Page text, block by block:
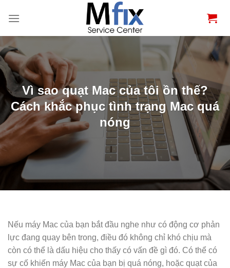
qua
dung
Vì sao quạt Mac của tôi ồn thế?
Cách khắc phục tình trạng Mac quá
nóng
Nếu máy Mac của bạn bắt đầu nghe như có động cơ phản
lực đang quay bên trong, điều đó không chỉ khó chịu mà
còn có thể là dấu hiệu cho thấy có vấn đề gì đó. Có thể có
sự cố khiến máy Mac của bạn bị quá nóng, hoặc quạt của